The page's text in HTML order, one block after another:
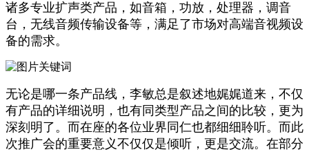
诸多专业扩声类产品，如音箱，功放，处理器，调音
台，无线音频传输设备等，满足了市场对高端音视频设
备的需求。
无论是哪一条产品线，李敏总是叙述地娓娓道来，不仅
有产品的详细说明，也有同类型产品之间的比较，更为
深刻明了。而在座的各位业界同仁也都细细聆听。而此
次推广会的重要意义不仅仅是倾听，更是交流。在部分